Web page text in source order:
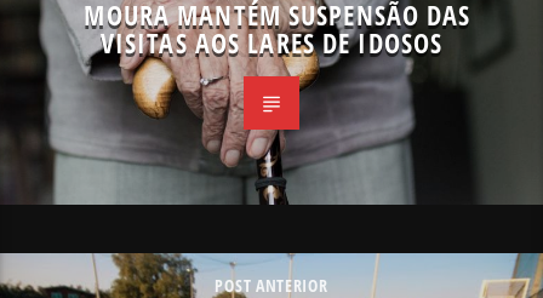
MOURA MANTÉM SUSPENSÃO DAS
VISITAS AOS LARES DE IDOSOS
POST ANTERIOR